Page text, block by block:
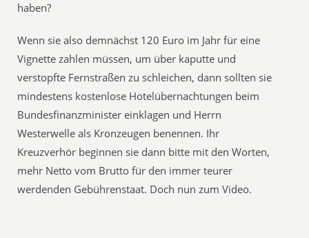
haben?
Wenn sie also demnächst 120 Euro im Jahr für eine
Vignette zahlen müssen, um über kaputte und
verstopfte Fernstraßen zu schleichen, dann sollten sie
mindestens kostenlose Hotelübernachtungen beim
Bundesfinanzminister einklagen und Herrn
Westerwelle als Kronzeugen benennen. Ihr
Kreuzverhör beginnen sie dann bitte mit den Worten,
mehr Netto vom Brutto für den immer teurer
werdenden Gebührenstaat. Doch nun zum Video.